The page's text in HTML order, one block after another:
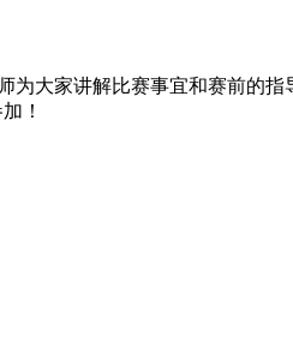
为大家讲解比赛事宜和赛前的
！